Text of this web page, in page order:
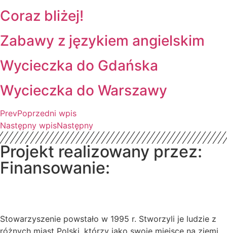
Coraz bliżej!
Zabawy z językiem angielskim
Wycieczka do Gdańska
Wycieczka do Warszawy
PrevPoprzedni wpis
Następny wpisNastępny
Projekt realizowany przez:
Finansowanie:
Stowarzyszenie powstało w 1995 r. Stworzyli je ludzie z
różnych miast Polski, którzy jako swoje miejsce na ziemi,